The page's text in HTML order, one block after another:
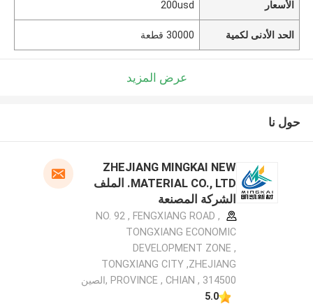
الأسعار 200usd
الحد الأدنى لكمية 30000 قطعة
عرض المزيد
حول نا
ZHEJIANG MINGKAI NEW
MATERIAL CO., LTD. الملف
الشركة المصنعة
NO. 92 , FENGXIANG ROAD ,
TONGXIANG ECONOMIC
DEVELOPMENT ZONE ,
TONGXIANG CITY ,ZHEJIANG
PROVINCE , CHIAN , 314500 ,الصين
5.0